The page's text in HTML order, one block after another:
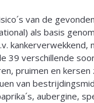
van de
als basis
39 verschillende
pruimen en
van
aubergine,